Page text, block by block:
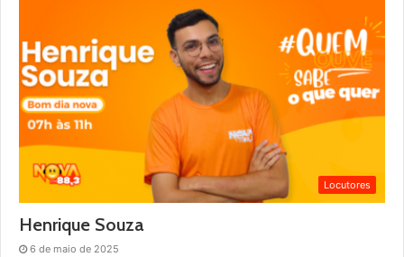
Locutores
Henrique Souza
6 de maio de 2025